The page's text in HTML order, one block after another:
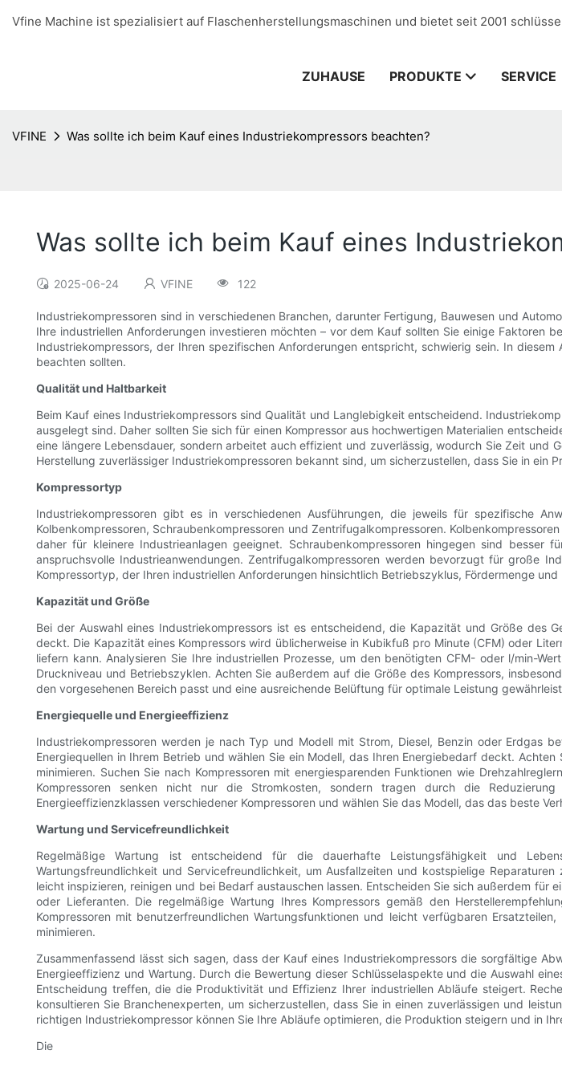
Vfine Machine ist spezialisiert auf Flaschenherstellungsmaschinen und bietet seit 2001
ZUHAUSE PRODUKTE SERVICE
VFINE Was sollte ich beim Kauf eines Industriekompressors beachten?
Was sollte ich beim Kauf eines
2025-06-24 VFINE 122
Industriekompressoren sind in verschiedenen Branchen, darunter Fertigung, Bauwesen und
Ihre industriellen Anforderungen investieren möchten – vor dem Kauf sollten Sie einige
Industriekompressors, der Ihren spezifischen Anforderungen entspricht, schwierig sein. In
beachten sollten.
Qualität und Haltbarkeit
Beim Kauf eines Industriekompressors sind Qualität und Langlebigkeit entscheidend.
ausgelegt sind. Daher sollten Sie sich für einen Kompressor aus hochwertigen Materialien
eine längere Lebensdauer, sondern arbeitet auch effizient und zuverlässig, wodurch Sie Zeit und
Herstellung zuverlässiger Industriekompressoren bekannt sind, um sicherzustellen, dass Sie in
Kompressortyp
Industriekompressoren gibt es in verschiedenen Ausführungen, die jeweils für spezifische
Kolbenkompressoren, Schraubenkompressoren und Zentrifugalkompressoren.
daher für kleinere Industrieanlagen geeignet. Schraubenkompressoren hingegen sind
anspruchsvolle Industrieanwendungen. Zentrifugalkompressoren werden bevorzugt für große
Kompressortyp, der Ihren industriellen Anforderungen hinsichtlich Betriebszyklus, Fördermenge
Kapazität und Größe
Bei der Auswahl eines Industriekompressors ist es entscheidend, die Kapazität und Größe
deckt. Die Kapazität eines Kompressors wird üblicherweise in Kubikfuß pro Minute (CFM) oder
liefern kann. Analysieren Sie Ihre industriellen Prozesse, um den benötigten CFM- oder l/min-
Druckniveau und Betriebszyklen. Achten Sie außerdem auf die Größe des Kompressors,
den vorgesehenen Bereich passt und eine ausreichende Belüftung für optimale Leistung
Energiequelle und Energieeffizienz
Industriekompressoren werden je nach Typ und Modell mit Strom, Diesel, Benzin oder Erdgas
Energiequellen in Ihrem Betrieb und wählen Sie ein Modell, das Ihren Energiebedarf deckt.
minimieren. Suchen Sie nach Kompressoren mit energiesparenden Funktionen wie
Kompressoren senken nicht nur die Stromkosten, sondern tragen durch die
Energieeffizienzklassen verschiedener Kompressoren und wählen Sie das Modell, das das beste
Wartung und Servicefreundlichkeit
Regelmäßige Wartung ist entscheidend für die dauerhafte Leistungsfähigkeit und
Wartungsfreundlichkeit und Servicefreundlichkeit, um Ausfallzeiten und kostspielige
leicht inspizieren, reinigen und bei Bedarf austauschen lassen. Entscheiden Sie sich außerdem
oder Lieferanten. Die regelmäßige Wartung Ihres Kompressors gemäß den
Kompressoren mit benutzerfreundlichen Wartungsfunktionen und leicht verfügbaren
minimieren.
Zusammenfassend lässt sich sagen, dass der Kauf eines Industriekompressors die sorgfältige
Energieeffizienz und Wartung. Durch die Bewertung dieser Schlüsselaspekte und die Auswahl
Entscheidung treffen, die die Produktivität und Effizienz Ihrer industriellen Abläufe steigert.
konsultieren Sie Branchenexperten, um sicherzustellen, dass Sie in einen zuverlässigen und
richtigen Industriekompressor können Sie Ihre Abläufe optimieren, die Produktion steigern und in
Die